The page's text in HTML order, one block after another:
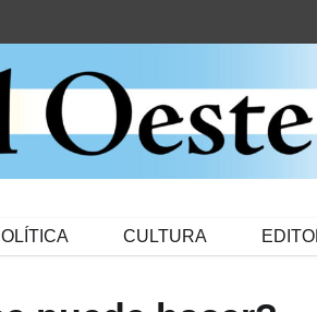
CULTURA